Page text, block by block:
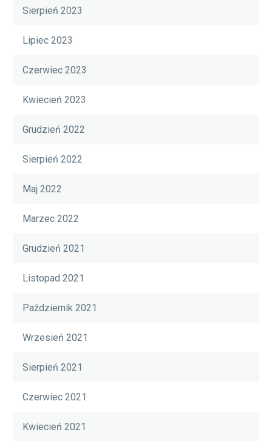
Sierpień 2023
Lipiec 2023
Czerwiec 2023
Kwiecień 2023
Grudzień 2022
Sierpień 2022
Maj 2022
Marzec 2022
Grudzień 2021
Listopad 2021
Październik 2021
Wrzesień 2021
Sierpień 2021
Czerwiec 2021
Kwiecień 2021